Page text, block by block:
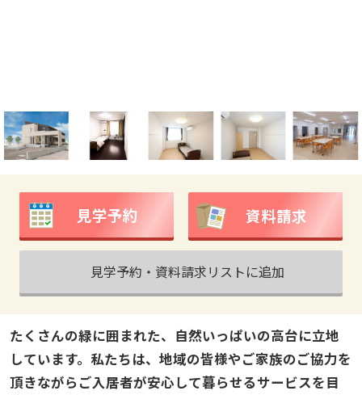
見学予約 資料請求
見学予約・資料請求リストに追加
たくさんの緑に囲まれた、自然いっぱいの高台に立地
しています。私たちは、地域の皆様やご家族のご協力を
頂きながらご入居者が安心して暮らせるサービスを目